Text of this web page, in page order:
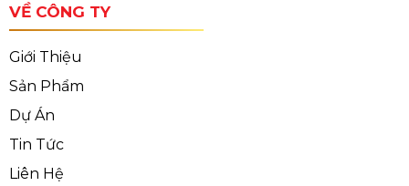
VỀ CÔNG TY
Giới Thiệu
Sản Phẩm
Dự Án
Tin Tức
Liên Hệ